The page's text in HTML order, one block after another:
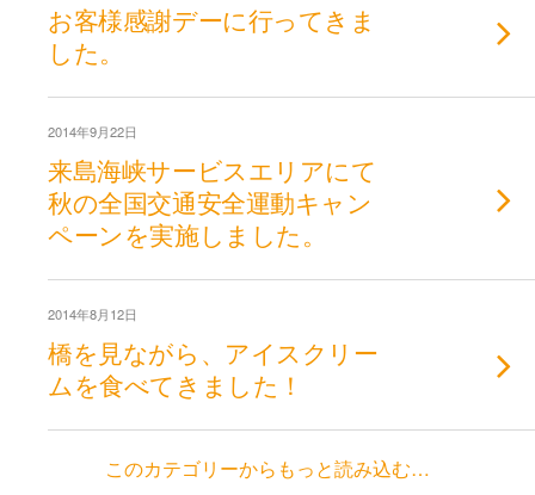
お客様感謝デーに行ってきま
した。
2014年9月22日
来島海峡サービスエリアにて
秋の全国交通安全運動キャン
ペーンを実施しました。
2014年8月12日
橋を見ながら、アイスクリー
ムを食べてきました！
このカテゴリーからもっと読み込む…